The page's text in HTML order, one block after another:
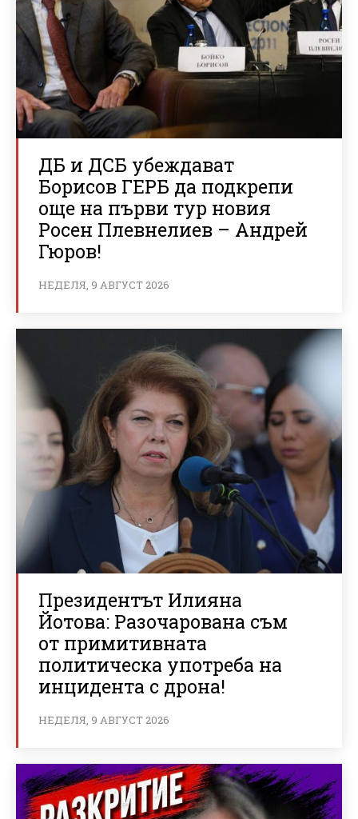
ДБ и ДСБ убеждават
Борисов ГЕРБ да подкрепи
още на първи тур новия
Росен Плевнелиев – Андрей
Гюров!
НЕДЕЛЯ, 9 АВГУСТ 2026
Президентът Илияна
Йотова: Разочарована съм
от примитивната
политическа употреба на
инцидента с дрона!
НЕДЕЛЯ, 9 АВГУСТ 2026